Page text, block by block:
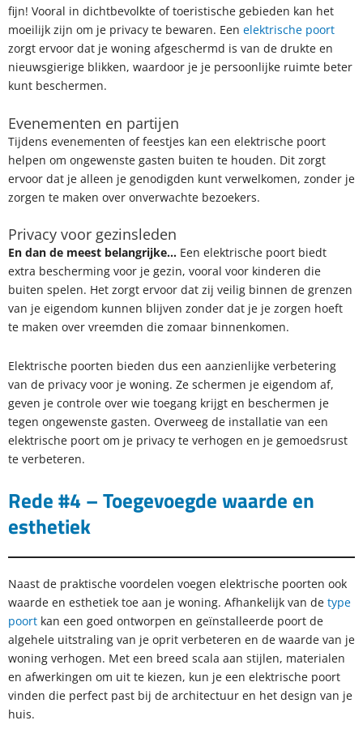
fijn! Vooral in dichtbevolkte of toeristische gebieden kan het
moeilijk zijn om je privacy te bewaren. Een elektrische poort
zorgt ervoor dat je woning afgeschermd is van de drukte en
nieuwsgierige blikken, waardoor je je persoonlijke ruimte beter
kunt beschermen.
Evenementen en partijen
Tijdens evenementen of feestjes kan een elektrische poort
helpen om ongewenste gasten buiten te houden. Dit zorgt
ervoor dat je alleen je genodigden kunt verwelkomen, zonder je
zorgen te maken over onverwachte bezoekers.
Privacy voor gezinsleden
En dan de meest belangrijke… Een elektrische poort biedt
extra bescherming voor je gezin, vooral voor kinderen die
buiten spelen. Het zorgt ervoor dat zij veilig binnen de grenzen
van je eigendom kunnen blijven zonder dat je je zorgen hoeft
te maken over vreemden die zomaar binnenkomen.
Elektrische poorten bieden dus een aanzienlijke verbetering
van de privacy voor je woning. Ze schermen je eigendom af,
geven je controle over wie toegang krijgt en beschermen je
tegen ongewenste gasten. Overweeg de installatie van een
elektrische poort om je privacy te verhogen en je gemoedsrust
te verbeteren.
Rede #4 – Toegevoegde waarde en
esthetiek
Naast de praktische voordelen voegen elektrische poorten ook
waarde en esthetiek toe aan je woning. Afhankelijk van de type
poort kan een goed ontworpen en geïnstalleerde poort de
algehele uitstraling van je oprit verbeteren en de waarde van je
woning verhogen. Met een breed scala aan stijlen, materialen
en afwerkingen om uit te kiezen, kun je een elektrische poort
vinden die perfect past bij de architectuur en het design van je
huis.